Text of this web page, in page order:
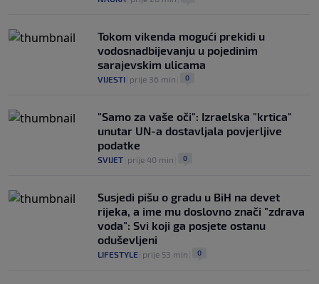
Tokom vikenda mogući prekidi u
vodosnadbijevanju u pojedinim
sarajevskim ulicama
VIJESTI prije 36 min 0
"Samo za vaše oči": Izraelska "krtica"
unutar UN-a dostavljala povjerljive
podatke
SVIJET prije 40 min 0
Susjedi pišu o gradu u BiH na devet
rijeka, a ime mu doslovno znači "zdrava
voda": Svi koji ga posjete ostanu
oduševljeni
LIFESTYLE prije 53 min 0